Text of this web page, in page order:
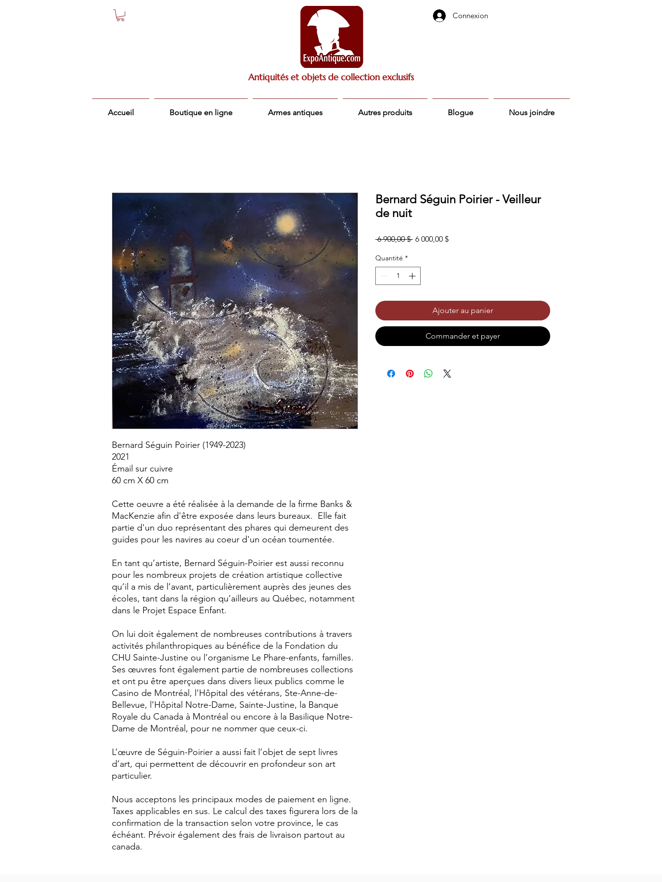
Connexion
Antiquités et objets de collection exclusifs
Accueil Boutique en ligne Armes antiques Autres produits Blogue Nous joindre
Bernard Séguin Poirier (1949-2023)
2021
Émail sur cuivre
60 cm X 60 cm
Cette oeuvre a été réalisée à la demande de la firme Banks &
MacKenzie afin d'être exposée dans leurs bureaux. Elle fait
partie d'un duo représentant des phares qui demeurent des
guides pour les navires au coeur d'un océan toumentée.
En tant qu’artiste, Bernard Séguin-Poirier est aussi reconnu
pour les nombreux projets de création artistique collective
qu’il a mis de l’avant, particulièrement auprès des jeunes des
écoles, tant dans la région qu’ailleurs au Québec, notamment
dans le Projet Espace Enfant.
On lui doit également de nombreuses contributions à travers
activités philanthropiques au bénéfice de la Fondation du
CHU Sainte-Justine ou l’organisme Le Phare-enfants, familles.
Ses œuvres font également partie de nombreuses collections
et ont pu être aperçues dans divers lieux publics comme le
Casino de Montréal, l’Hôpital des vétérans, Ste-Anne-de-
Bellevue, l’Hôpital Notre-Dame, Sainte-Justine, la Banque
Royale du Canada à Montréal ou encore à la Basilique Notre-
Dame de Montréal, pour ne nommer que ceux-ci.
L’œuvre de Séguin-Poirier a aussi fait l’objet de sept livres
d’art, qui permettent de découvrir en profondeur son art
particulier.
Nous acceptons les principaux modes de paiement en ligne.
Taxes applicables en sus. Le calcul des taxes figurera lors de la
confirmation de la transaction selon votre province, le cas
échéant. Prévoir également des frais de livraison partout au
canada.
Bernard Séguin Poirier - Veilleur
de nuit
6 900,00 $ Prix
6 000,00 $Prix
Quantité *
Ajouter au panier
Commander et payer